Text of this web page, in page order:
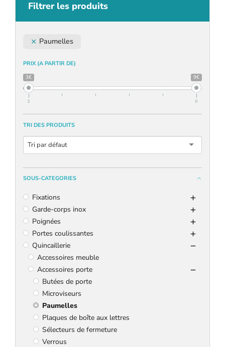
Filtrer les produits
Paumelles
PRIX (A PARTIR DE)
3€ 9€
3 9
TRI DES PRODUITS
Tri par défaut
SOUS-CATEGORIES
Fixations
Garde-corps inox
Poignées
Portes coulissantes
Quincaillerie
Accessoires meuble
Accessoires porte
Butées de porte
Microviseurs
Paumelles
Plaques de boîte aux lettres
Sélecteurs de fermeture
Verrous